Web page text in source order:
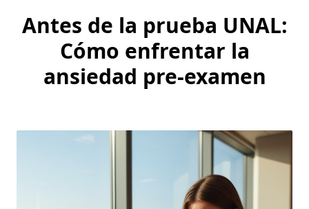
Antes de la prueba UNAL:
Cómo enfrentar la
ansiedad pre-examen